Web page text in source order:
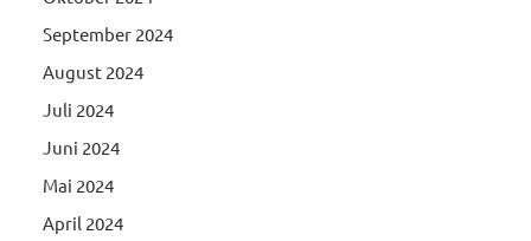
September 2024
August 2024
Juli 2024
Juni 2024
Mai 2024
April 2024